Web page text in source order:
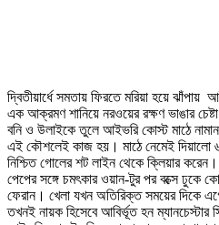
দ্বিতীয়ার্ধে সমতায় ফিরতে মরিয়া হয়ে
এক আক্রমণ শানিয়ে নরওয়ের রক্ষণ ভাঙার
বনি ও উলাইকে তুলে আইভরি কোস্ট মাঠে
এই কৌশলেই কাজ হয়। মাঠে নেমেই দিয়ালো
নিশ্চিত গোলের শট লাইন থেকে ক্লিয়ার
পেপের সঙ্গে চমৎকার ওয়ান-টুর পর বক্সে ঢুকে
ফেরান। খেলা যখন অতিরিক্ত সময়ের দিকে
তখনই নায়ক হিসেবে আবির্ভূত হন ম্যানচেস্টার